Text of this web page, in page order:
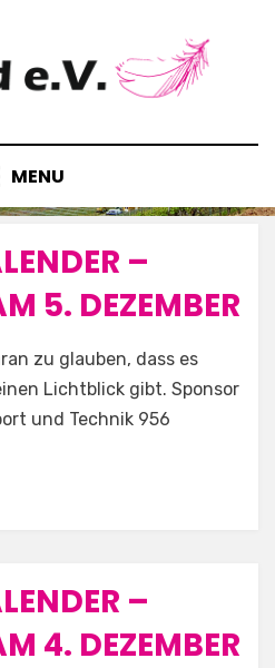
MENU
–
5. DEZEMBER
zu glauben, dass es
Lichtblick gibt. Sponsor
und Technik 956
–
4. DEZEMBER